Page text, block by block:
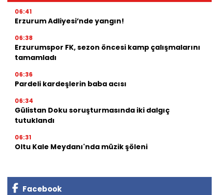
06:41
Erzurum Adliyesi’nde yangın!
06:38
Erzurumspor FK, sezon öncesi kamp çalışmalarını
tamamladı
06:36
Pardeli kardeşlerin baba acısı
06:34
Gülistan Doku soruşturmasında iki dalgıç
tutuklandı
06:31
Oltu Kale Meydanı'nda müzik şöleni
Facebook